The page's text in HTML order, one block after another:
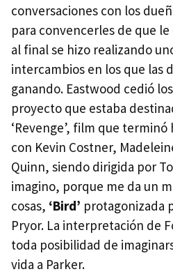
conversaciones con los
para convencerles de que
al final se hizo realizando
intercambios en los que las
ganando. Eastwood cedió
proyecto que estaba
‘Revenge’, film que terminó
con Kevin Costner,
Quinn, siendo dirigida por
imagino, porque me da un
cosas, ‘Bird’ protagonizada
Pryor. La interpretación de
toda posibilidad de
vida a Parker.